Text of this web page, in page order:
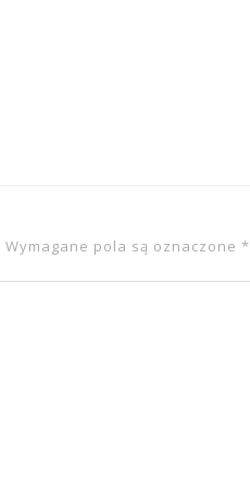
Wymagane pola są oznaczone *